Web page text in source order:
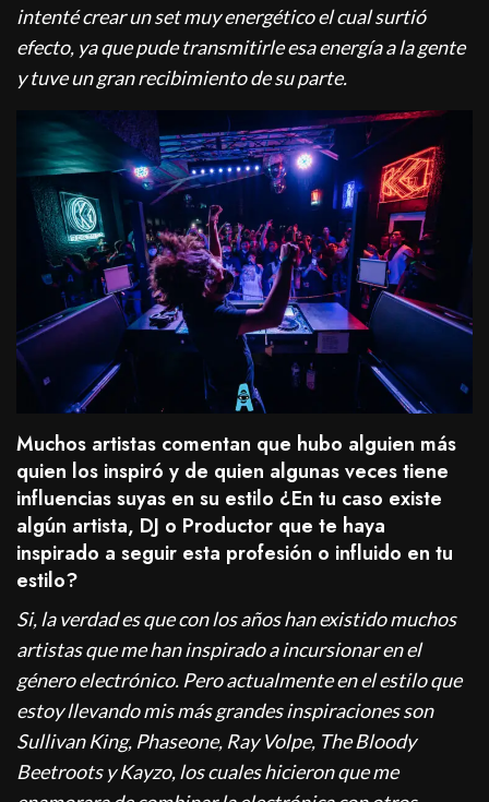
intenté crear un set muy energético el cual surtió
efecto, ya que pude transmitirle esa energía a la gente
y tuve un gran recibimiento de su parte.
Muchos artistas comentan que hubo alguien más
quien los inspiró y de quien algunas veces tiene
influencias suyas en su estilo ¿En tu caso existe
algún artista, DJ o Productor que te haya
inspirado a seguir esta profesión o influido en tu
estilo?
Si, la verdad es que con los años han existido muchos
artistas que me han inspirado a incursionar en el
género electrónico. Pero actualmente en el estilo que
estoy llevando mis más grandes inspiraciones son
Sullivan King, Phaseone, Ray Volpe, The Bloody
Beetroots y Kayzo, los cuales hicieron que me